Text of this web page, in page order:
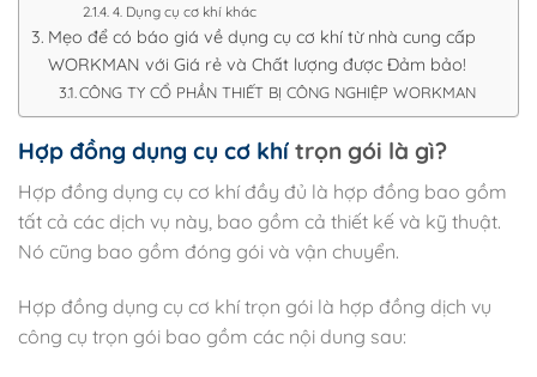
4. Dụng cụ cơ khí khác
Mẹo để có báo giá về dụng cụ cơ khí từ nhà cung cấp
WORKMAN với Giá rẻ và Chất lượng được Đảm bảo!
CÔNG TY CỔ PHẦN THIẾT BỊ CÔNG NGHIỆP WORKMAN
Hợp đồng dụng cụ cơ khí trọn gói là gì?
Hợp đồng dụng cụ cơ khí đầy đủ là hợp đồng bao gồm
tất cả các dịch vụ này, bao gồm cả thiết kế và kỹ thuật.
Nó cũng bao gồm đóng gói và vận chuyển.
Hợp đồng dụng cụ cơ khí trọn gói là hợp đồng dịch vụ
công cụ trọn gói bao gồm các nội dung sau: